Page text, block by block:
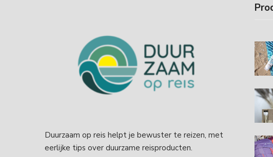
Duurzaam op reis helpt je bewuster te reizen, met
eerlijke tips over duurzame reisproducten.